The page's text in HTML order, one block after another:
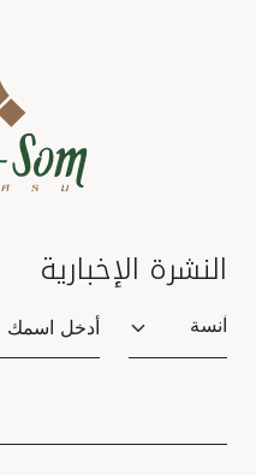
النشرة الإخبارية
Salutation